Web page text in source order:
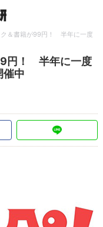
ク＆書籍が99円！ 半年に一度
円！ 半年に一度
催中